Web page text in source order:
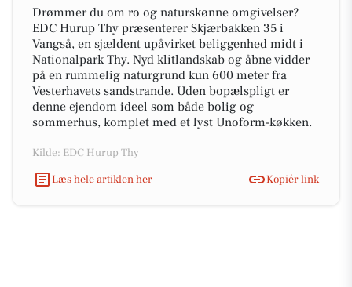
Drømmer du om ro og naturskønne omgivelser?
EDC Hurup Thy præsenterer Skjærbakken 35 i
Vangså, en sjældent upåvirket beliggenhed midt i
Nationalpark Thy. Nyd klitlandskab og åbne vidder
på en rummelig naturgrund kun 600 meter fra
Vesterhavets sandstrande. Uden bopælspligt er
denne ejendom ideel som både bolig og
sommerhus, komplet med et lyst Unoform-køkken.
Kilde: EDC Hurup Thy
Læs hele artiklen her
Kopiér link